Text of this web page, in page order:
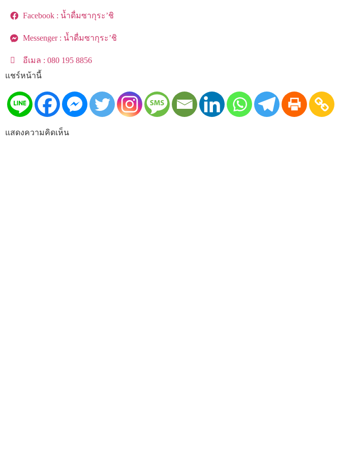
Facebook : น้ำดื่มซากุระ’ชิ
Messenger : น้ำดื่มซากุระ’ชิ
อีเมล : 080 195 8856
แชร์หน้านี้
แสดงความคิดเห็น